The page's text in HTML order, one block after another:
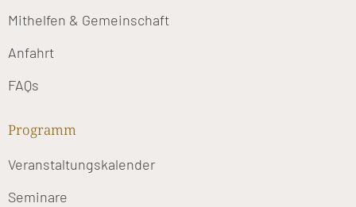
Mithelfen & Gemeinschaft
Anfahrt
FAQs
Programm
Veranstaltungskalender
Seminare